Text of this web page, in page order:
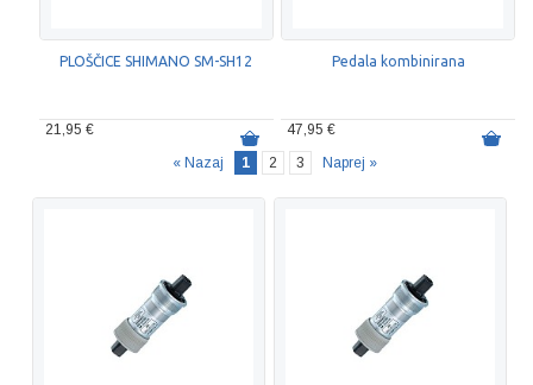
PLOŠČICE SHIMANO SM-SH12
21,95 €
Pedala kombinirana
47,95 €
« Nazaj
1 2 3 Naprej »